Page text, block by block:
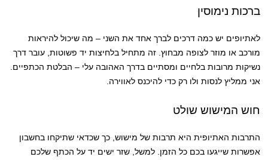
ברכות נימוסין
לאתיופים יש כמה דרכים לברך אחד את השני – מה שיכול להיראות
מורכב או מוזר לצופה מבחוץ. זה מתחיל בלחיצות יד פשוטות, עובר דרך
נשיקות מרובות בלחיים ומסתיים בדרך האהובה עלי – הבלטת הכתפיים.
אני ממליץ לנסות ולו רק כדי להיכנס לאווירה.
חוש המישוש שולט
התרבות האתיופית היא תרבות של מישוש, כך שכדאי שתיקחו בחשבון
אפשרות שייגעו בכם כל הזמן. למשל, שזר ישים יד על הכתף שלכם